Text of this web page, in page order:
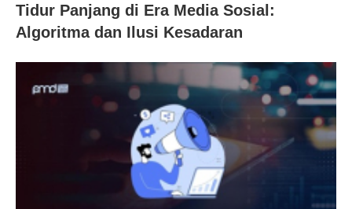
Tidur Panjang di Era Media Sosial:
Algoritma dan Ilusi Kesadaran